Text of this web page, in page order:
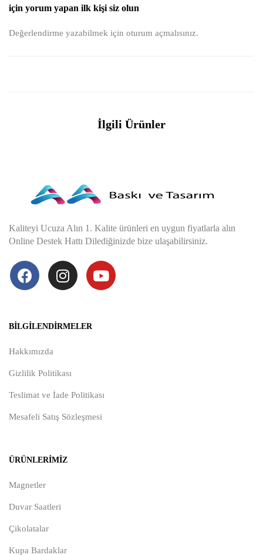
için yorum yapan ilk kişi siz olun
Değerlendirme yazabilmek için oturum açmalısınız.
İlgili Ürünler
Kaliteyi Ucuza Alın 1. Kalite ürünleri en uygun fiyatlarla alın
Online Destek Hattı Dilediğinizde bize ulaşabilirsiniz.
BILGILENDIRMELER
Hakkımızda
Gizlilik Politikası
Teslimat ve İade Politikası
Mesafeli Satış Sözleşmesi
ÜRÜNLERIMIZ
Magnetler
Duvar Saatleri
Çikolatalar
Kupa Bardaklar